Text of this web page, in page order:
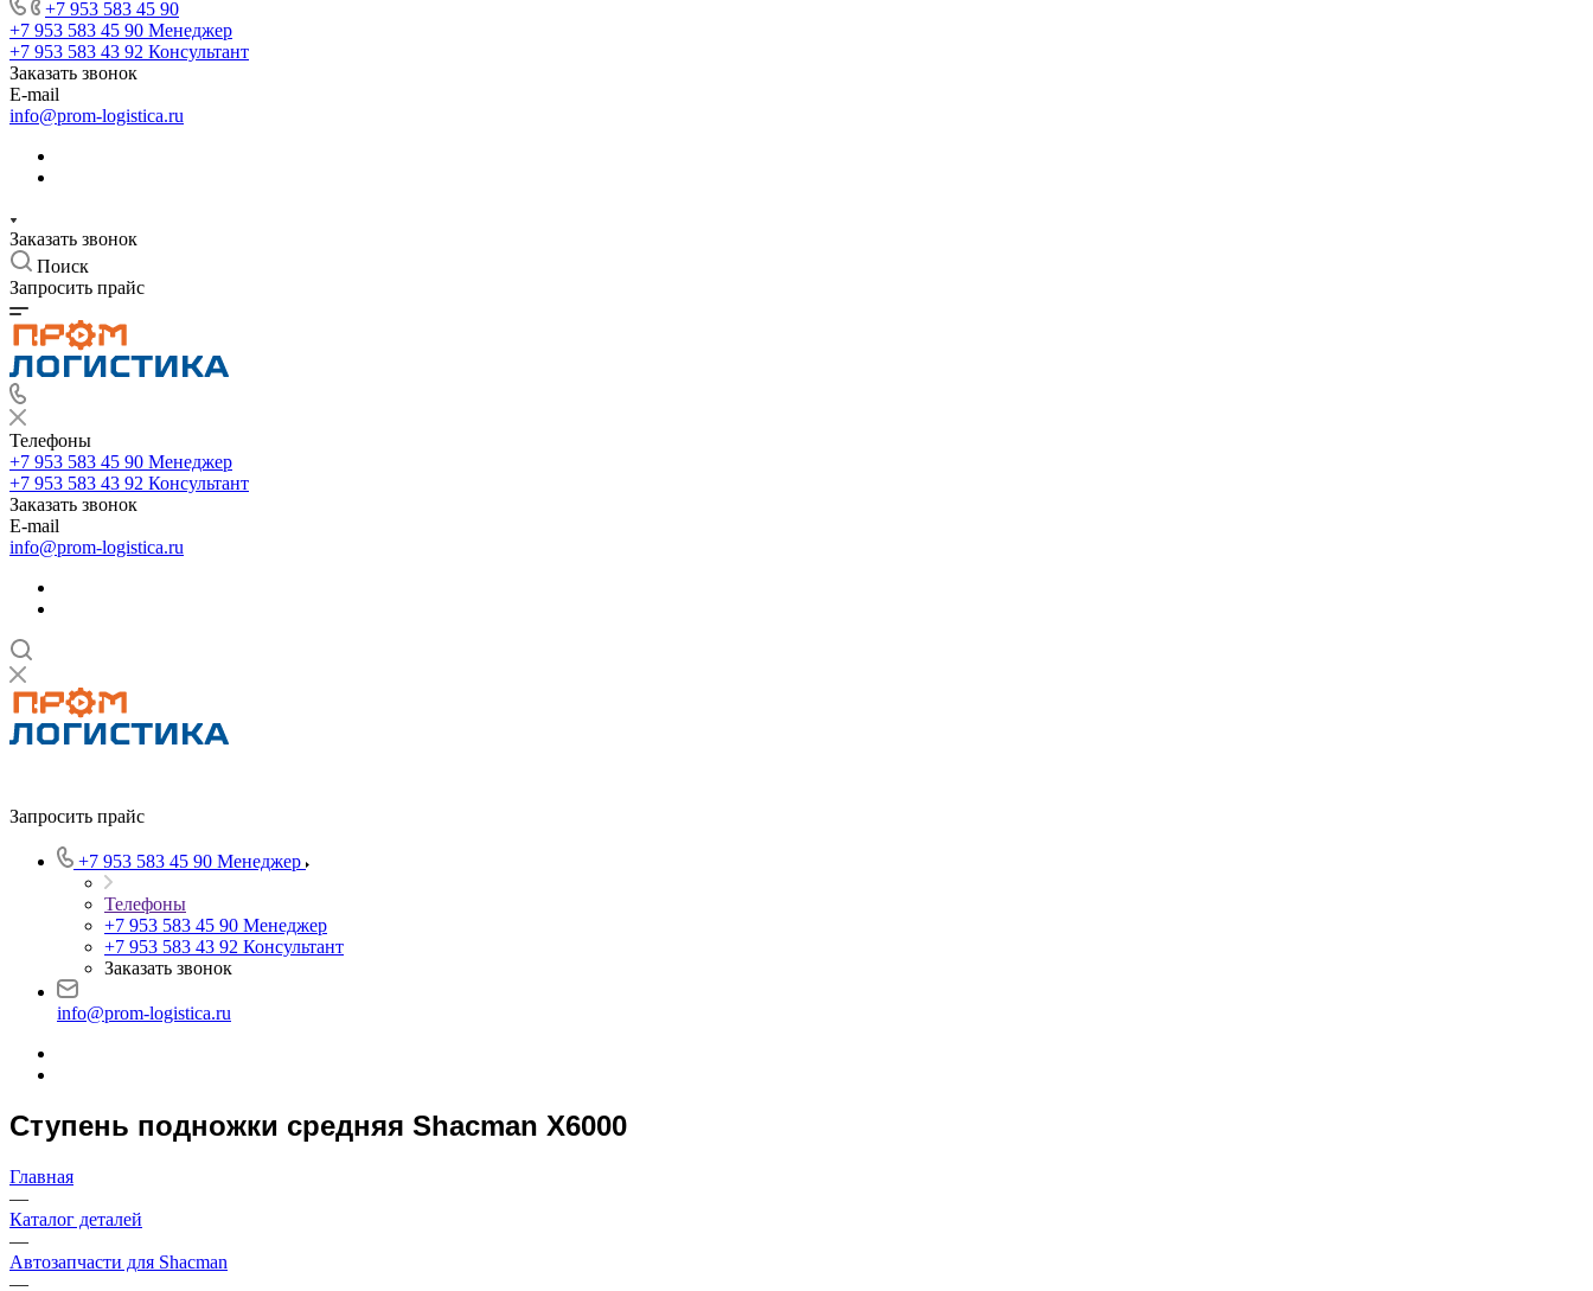
+7 953 583 45 90
+7 953 583 45 90 Менеджер
+7 953 583 43 92 Консультант
Заказать звонок
E-mail
info@prom-logistica.ru
Заказать звонок
Поиск
Запросить прайс
Телефоны
+7 953 583 45 90 Менеджер
+7 953 583 43 92 Консультант
Заказать звонок
E-mail
info@prom-logistica.ru
Запросить прайс
+7 953 583 45 90 Менеджер
Телефоны
+7 953 583 45 90 Менеджер
+7 953 583 43 92 Консультант
Заказать звонок
info@prom-logistica.ru
Ступень подножки средняя Shacman X6000
Главная
—
Каталог деталей
—
Автозапчасти для Shacman
—